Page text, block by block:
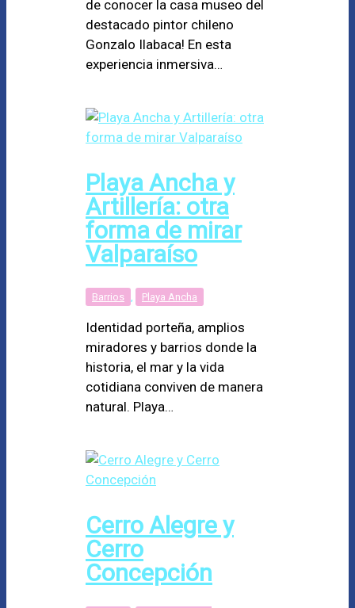
de conocer la casa museo del
destacado pintor chileno
Gonzalo Ilabaca! En esta
experiencia inmersiva…
Playa Ancha y
Artillería: otra
forma de mirar
Valparaíso
Barrios Playa Ancha
Identidad porteña, amplios
miradores y barrios donde la
historia, el mar y la vida
cotidiana conviven de manera
natural. Playa…
Cerro Alegre y
Cerro
Concepción